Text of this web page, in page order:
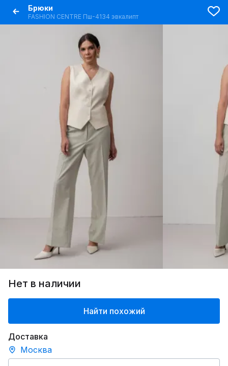
Брюки
FASHION CENTRE Пш-4134 эвкалипт
Нет в наличии
Найти похожий
Доставка
Москва